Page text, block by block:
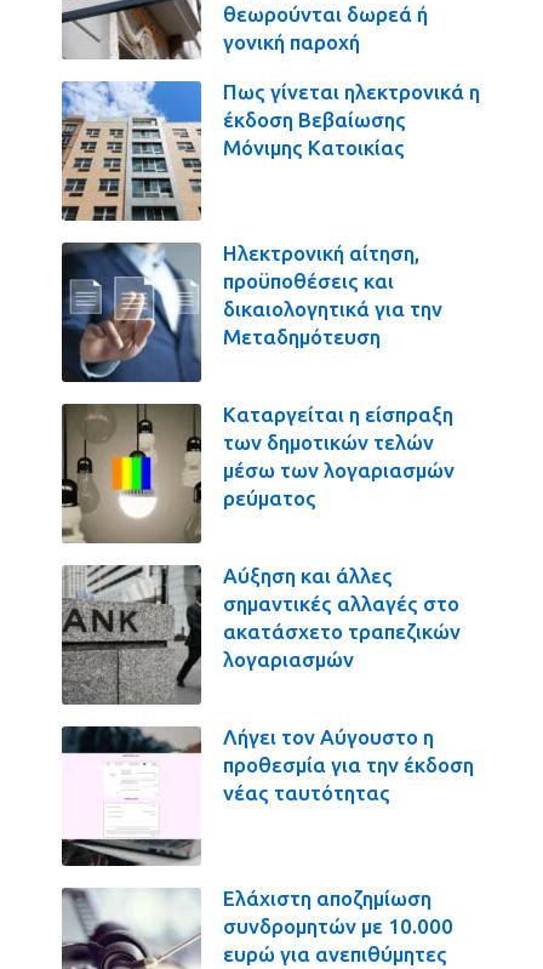
θεωρούνται δωρεά ή
γονική παροχή
Πως γίνεται ηλεκτρονικά η
έκδοση Βεβαίωσης
Μόνιμης Κατοικίας
Ηλεκτρονική αίτηση,
προϋποθέσεις και
δικαιολογητικά για την
Μεταδημότευση
Καταργείται η είσπραξη
των δημοτικών τελών
μέσω των λογαριασμών
ρεύματος
Αύξηση και άλλες
σημαντικές αλλαγές στο
ακατάσχετο τραπεζικών
λογαριασμών
Λήγει τον Αύγουστο η
προθεσμία για την έκδοση
νέας ταυτότητας
Ελάχιστη αποζημίωση
συνδρομητών με 10.000
ευρώ για ανεπιθύμητες